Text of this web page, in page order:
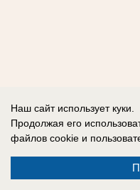
Наш сайт использует куки.
Продолжая его
файлов cookie и